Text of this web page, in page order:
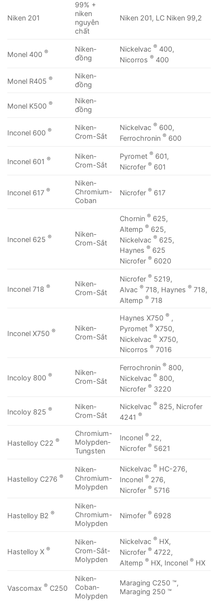
Niken 201
99% +
niken
nguyên
chất
Niken 201, LC Niken 99,2
Monel 400 ®
Niken-
đồng
Nickelvac® 400,
Nicorros® 400
Monel R405 ®
Niken-
đồng
Monel K500 ®
Niken-
đồng
Inconel 600 ®
Niken-
Crom-Sắt
Nickelvac® 600,
Ferrochronin® 600
Inconel 601 ®
Niken-
Crom-Sắt
Pyromet® 601,
Nicrofer® 601
Inconel 617 ®
Niken-
Chromium-
Coban
Nicrofer® 617
Inconel 625 ®
Niken-
Crom-Sắt
Chornin® 625,
Altemp® 625,
Nickelvac® 625,
Haynes® 625
Nicrofer® 6020
Inconel 718 ®
Niken-
Crom-Sắt
Nicrofer® 5219,
Alvac® 718, Haynes® 718,
Altemp® 718
Inconel X750 ®
Niken-
Crom-Sắt
Haynes X750® ,
Pyromet® X750,
Nickelvac® X750,
Nicorros® 7016
Incoloy 800 ®
Niken-
Crom-Sắt
Ferrochronin® 800,
Nickelvac® 800,
Nicrofer® 3220
Incoloy 825 ®
Niken-
Crom-Sắt
Nickelvac® 825, Nicrofer
4241®
Hastelloy C22 ®
Chromium-
Molypden-
Tungsten
Inconel® 22,
Nicrofer® 5621
Hastelloy C276 ®
Niken-
Chromium-
Molypden
Nickelvac® HC-276,
Inconel® 276,
Nicrofer® 5716
Hastelloy B2 ®
Niken-
Chromium-
Molypden
Nimofer® 6928
Hastelloy X ®
Niken-
Crom-Sắt-
Molypden
Nickelvac® HX,
Nicrofer® 4722,
Altemp® HX, Inconel® HX
Vascomax ® C250
Niken-
Coban-
Molypden
Maraging C250 ™,
Maraging 250 ™